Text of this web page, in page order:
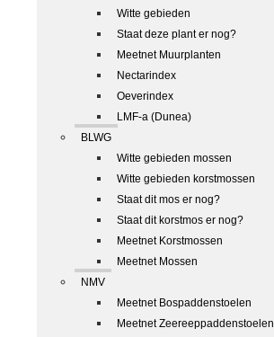
Witte gebieden
Staat deze plant er nog?
Meetnet Muurplanten
Nectarindex
Oeverindex
LMF-a (Dunea)
BLWG
Witte gebieden mossen
Witte gebieden korstmossen
Staat dit mos er nog?
Staat dit korstmos er nog?
Meetnet Korstmossen
Meetnet Mossen
NMV
Meetnet Bospaddenstoelen
Meetnet Zeereeppaddenstoelen